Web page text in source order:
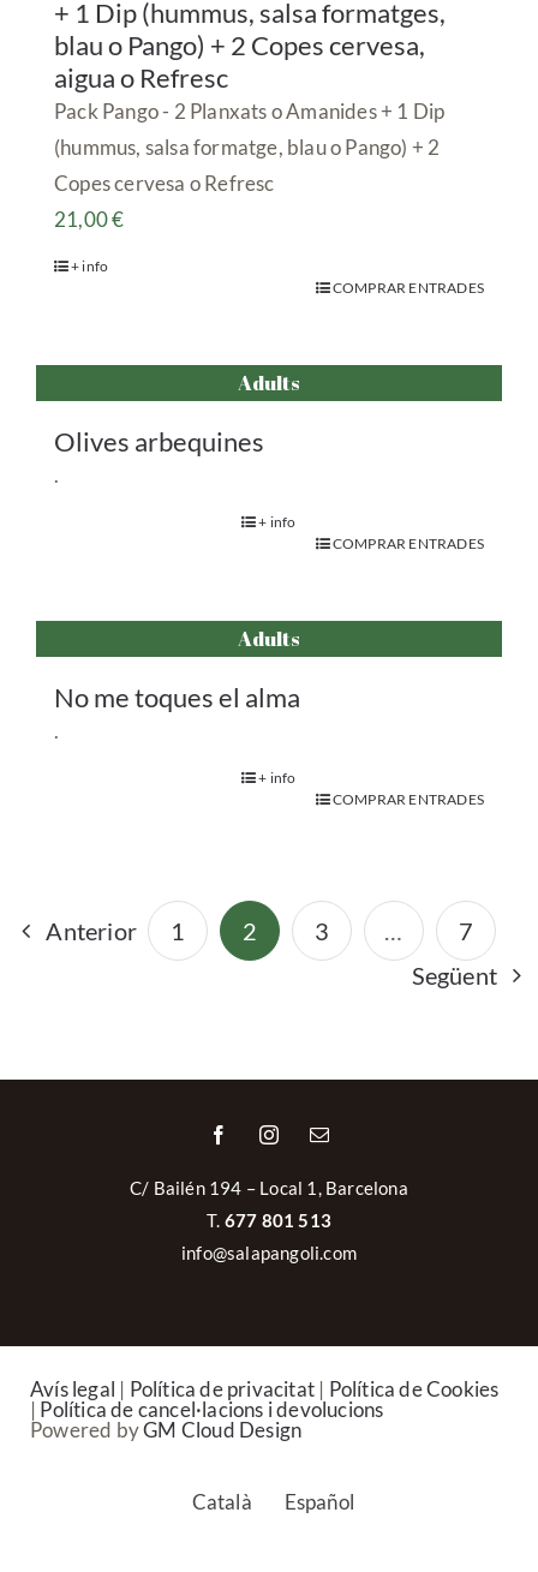
+ 1 Dip (hummus, salsa formatges,
blau o Pango) + 2 Copes cervesa,
aigua o Refresc
Pack Pango - 2 Planxats o Amanides + 1 Dip
(hummus, salsa formatge, blau o Pango) + 2
Copes cervesa o Refresc
21,00€
+ info
COMPRAR ENTRADES
Adults
Olives arbequines
.
+ info
COMPRAR ENTRADES
Adults
No me toques el alma
.
+ info
COMPRAR ENTRADES
Anterior 1 2 3 …
7
Següent
C/ Bailén 194 – Local 1, Barcelona
T. 677 801 513
info@salapangoli.com
Avís legal | Política de privacitat | Política de Cookies
| Política de cancel·lacions i devolucions
Powered byGM Cloud Design
Català Español